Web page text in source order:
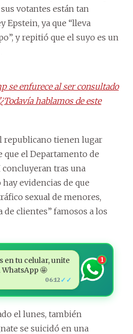
votantes están tan
Epstein, ya que “lleva
y repitió que el suyo es un
se enfurece al ser consultado
hablamos de este
republicano tienen lugar
que el Departamento de
concluyeran tras una
evidencias de que
sexual de menores,
de clientes” famosos a los
en tu celular, unite
🤩
06:12 ✓✓
1
el lunes, también
se suicidó en una